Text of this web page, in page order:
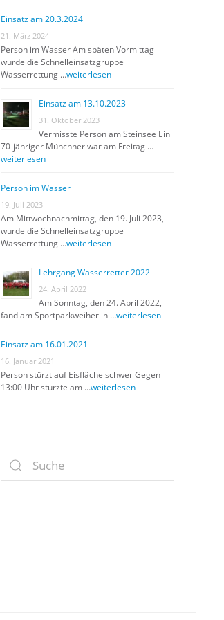
Einsatz am 20.3.2024
21. März 2024
Person im Wasser Am späten Vormittag
wurde die Schnelleinsatzgruppe
Wasserrettung …weiterlesen
Einsatz am 13.10.2023
31. Oktober 2023
Vermisste Person am Steinsee Ein
70-jähriger Münchner war am Freitag …
weiterlesen
Person im Wasser
19. Juli 2023
Am Mittwochnachmittag, den 19. Juli 2023,
wurde die Schnelleinsatzgruppe
Wasserrettung …weiterlesen
Lehrgang Wasserretter 2022
24. April 2022
Am Sonntag, den 24. April 2022,
fand am Sportparkweiher in …weiterlesen
Einsatz am 16.01.2021
16. Januar 2021
Person stürzt auf Eisfläche schwer Gegen
13:00 Uhr stürzte am …weiterlesen